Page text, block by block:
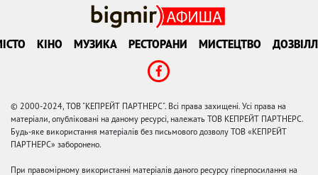
КІНО МУЗИКА РЕСТОРАНИ МИСТЕЦТВО
© 2000-2024, ТОВ "КЕПРЕЙТ ПАРТНЕРС". Всі права захищені. Усі права на
матеріали, опубліковані на даному ресурсі, належать ТОВ КЕПРЕЙТ ПАРТНЕРС.
Будь-яке використання матеріалів без письмового дозволу ТОВ «КЕПРЕЙТ
ПАРТНЕРС» заборонено.
При правомірному використанні матеріалів даного ресурсу гіперпосилання на